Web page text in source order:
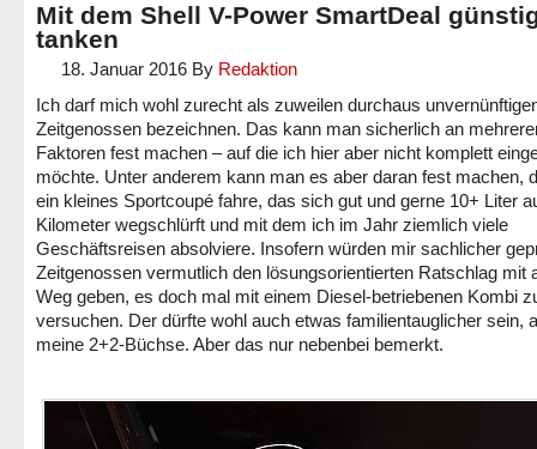
Mit dem Shell V-Power SmartDeal
tanken
18. Januar 2016 By Redaktion
Ich darf mich wohl zurecht als zuweilen durchaus
Zeitgenossen bezeichnen. Das kann man sicherlich an
Faktoren fest machen – auf die ich hier aber nicht komplett
möchte. Unter anderem kann man es aber daran fest machen,
ein kleines Sportcoupé fahre, das sich gut und gerne 10+ Liter
Kilometer wegschlürft und mit dem ich im Jahr ziemlich viele
Geschäftsreisen absolviere. Insofern würden mir sachlicher
Zeitgenossen vermutlich den lösungsorientierten Ratschlag mit
Weg geben, es doch mal mit einem Diesel-betriebenen Kombi
versuchen. Der dürfte wohl auch etwas familientauglicher sein,
meine 2+2-Büchse. Aber das nur nebenbei bemerkt.